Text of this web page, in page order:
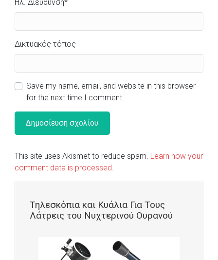
Ηλ. Διεύθυνση*
Δικτυακός τόπος
Save my name, email, and website in this browser
for the next time I comment.
This site uses Akismet to reduce spam. Learn how your
comment data is processed.
Τηλεσκόπια και Κυάλια Για Τους
Λάτρεις του Νυχτερινού Ουρανού